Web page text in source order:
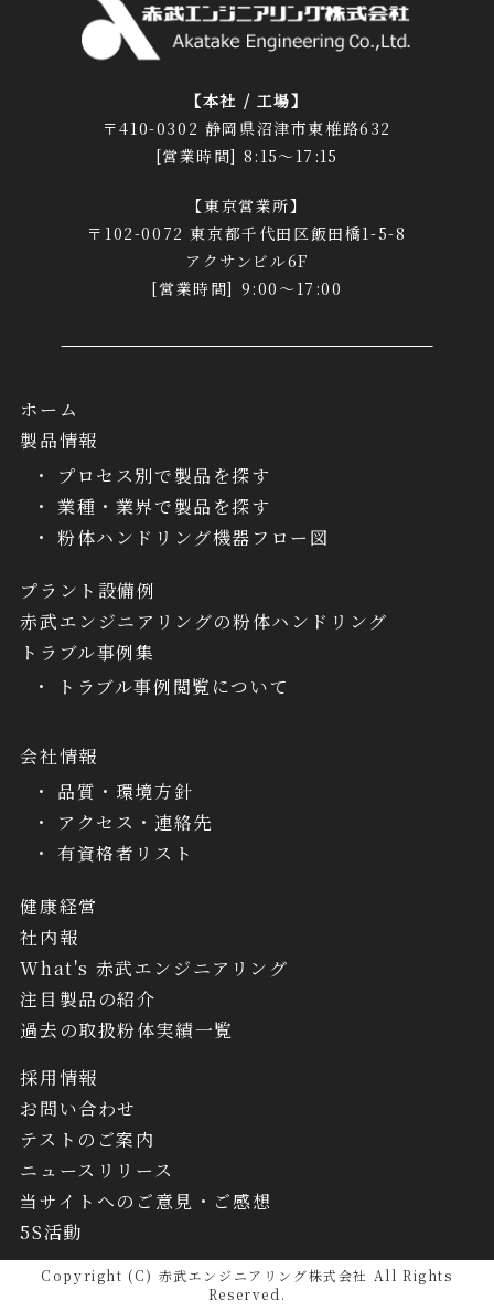
【本社 / 工場】
〒410-0302 静岡県沼津市東椎路632
[営業時間] 8:15～17:15
【東京営業所】
〒102-0072 東京都千代田区飯田橋1-5-8
アクサンビル6F
[営業時間] 9:00～17:00
ホーム
製品情報
プロセス別で製品を探す
業種・業界で製品を探す
粉体ハンドリング機器フロー図
プラント設備例
赤武エンジニアリングの粉体ハンドリング
トラブル事例集
トラブル事例閲覧について
会社情報
品質・環境方針
アクセス・連絡先
有資格者リスト
健康経営
社内報
What's 赤武エンジニアリング
注目製品の紹介
過去の取扱粉体実績一覧
採用情報
お問い合わせ
テストのご案内
ニュースリリース
当サイトへのご意見・ご感想
5S活動
Copyright (C) 赤武エンジニアリング株式会社 All Rights
Reserved.